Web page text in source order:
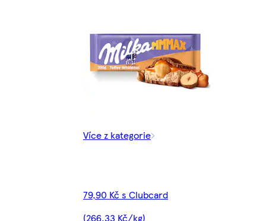
Více z kategorie
79,90 Kč s Clubcard
(266,33 Kč/kg)